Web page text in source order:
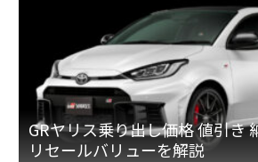
GRヤリス乗り出し価格 値引き
リセールバリューを解説